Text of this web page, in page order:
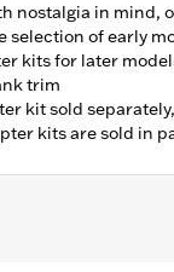
nostalgia in mind,
selection of early
kits for later
trim
kit sold
kits are sold in